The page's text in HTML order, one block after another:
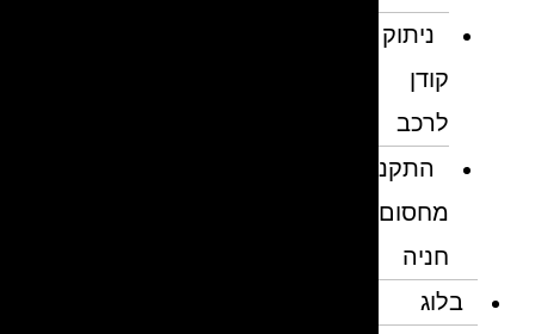
ניתוק
לרכב
התקנת
מחסום
חניה
בלוג